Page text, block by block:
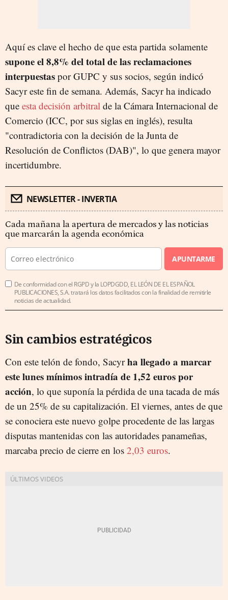
Aquí es clave el hecho de que esta partida solamente
supone el 8,8% del total de las reclamaciones
interpuestas por GUPC y sus socios, según indicó
Sacyr este fin de semana. Además, Sacyr ha indicado
que esta decisión arbitral de la Cámara Internacional de
Comercio (ICC, por sus siglas en inglés), resulta
"contradictoria con la decisión de la Junta de
Resolución de Conflictos (DAB)", lo que genera mayor
incertidumbre.
NEWSLETTER - INVERTIA
Cada mañana la apertura de mercados y las noticias
que marcarán la agenda económica
APUNTARME
De conformidad con el RGPD y la LOPDGDD, EL LEÓN DE EL ESPAÑOL
PUBLICACIONES, S.A. tratará los datos facilitados con la finalidad de remitirle
noticias de actualidad.
Sin cambios estratégicos
Con este telón de fondo, Sacyrha llegado a marcar
este lunes mínimos intradía de 1,52 euros por
acción, lo que suponía la pérdida de una tacada de más
de un 25% de su capitalización. El viernes, antes de que
se conociera este nuevo golpe procedente de las largas
disputas mantenidas con las autoridades panameñas,
marcaba precio de cierre en los 2,03 euros.